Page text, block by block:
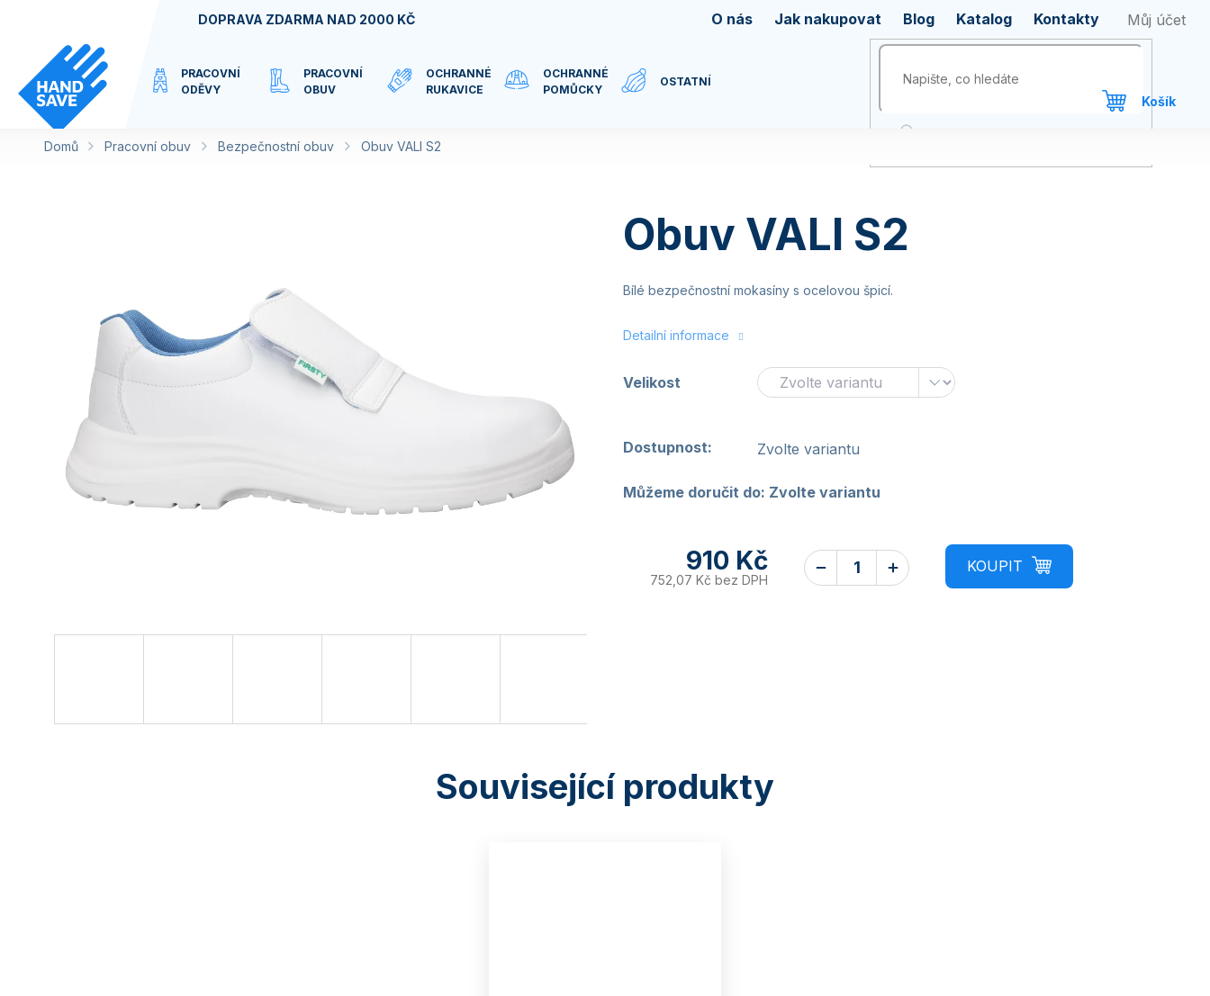
DOPRAVA ZDARMA NAD 2000 KČ O nás Jak nakupovat Blog Katalog Kontakty
PRACOVNÍ
ODĚVY
PRACOVNÍ
OBUV
OCHRANNÉ
RUKAVICE
OCHRANNÉ
POMŮCKY
OSTATNÍ
VIRTUÁLNÍ
Domů Pracovní obuv Bezpečnostní obuv Obuv VALI S2
Obuv VALI S2
Bílé bezpečnostní mokasíny s ocelovou špicí.
Detailní informace
Velikost
Dostupnost: Zvolte variantu
Můžeme doručit do: Zvolte variantu
910 Kč
752,07 Kč bez DPH
Související produkty